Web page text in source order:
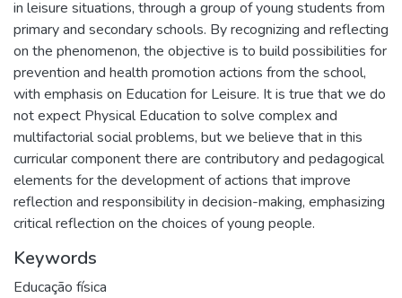
in leisure situations, through a group of young students from
primary and secondary schools. By recognizing and reflecting
on the phenomenon, the objective is to build possibilities for
prevention and health promotion actions from the school,
with emphasis on Education for Leisure. It is true that we do
not expect Physical Education to solve complex and
multifactorial social problems, but we believe that in this
curricular component there are contributory and pedagogical
elements for the development of actions that improve
reflection and responsibility in decision-making, emphasizing
critical reflection on the choices of young people.
Keywords
Educação física